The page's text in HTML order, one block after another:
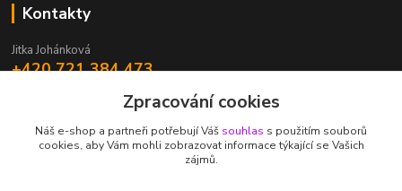
Kontakty
Jitka Johánková
+420 721 384 473
johankova@energyprodukty.czZpracování cookies
Náš e-shop a partneři potřebují Váš souhlas s použitím souborů
cookies, aby Vám mohli zobrazovat informace týkající se Vašich
zájmů.